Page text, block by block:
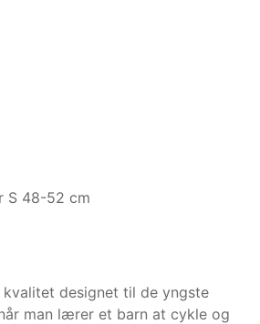
S 48-52 cm
kvalitet designet til de yngste
man lærer et barn at cykle og